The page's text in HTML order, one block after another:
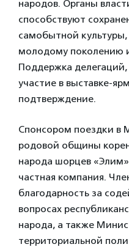
народов. Органы
способствуют
самобытной
молодому поколению
Поддержка
участие в выставке-
подтверждение.
Спонсором поездки в
родовой общины
народа шорцев
частная компания.
благодарность за
вопросах
народа, а также
территориальной